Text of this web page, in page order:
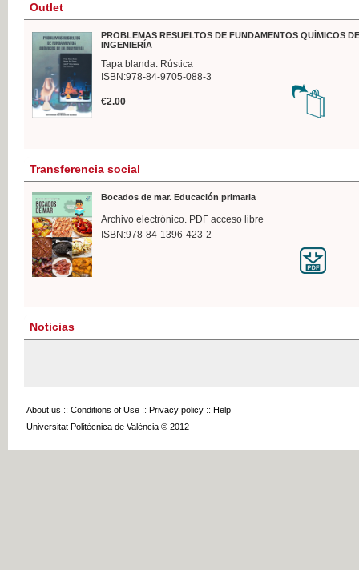
Outlet
PROBLEMAS RESUELTOS DE FUNDAMENTOS QUÍMICOS
INGENIERÍA
Tapa blanda. Rústica
ISBN:978-84-9705-088-3
€2.00
Transferencia social
Bocados de mar. Educación primaria
Archivo electrónico. PDF acceso libre
ISBN:978-84-1396-423-2
Noticias
About us :: Conditions of Use :: Privacy policy :: Help
Universitat Politècnica de València © 2012